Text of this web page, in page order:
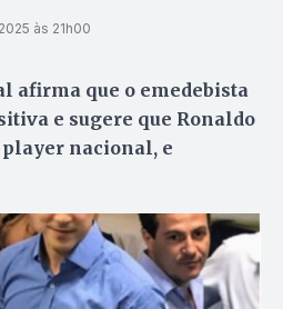
às 21h00
afirma que o emedebista
e sugere que Ronaldo
player nacional, e